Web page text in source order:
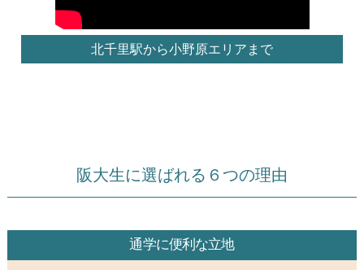
北千里駅から小野原エリアまで
阪大生に選ばれる６つの理由
通学に便利な立地